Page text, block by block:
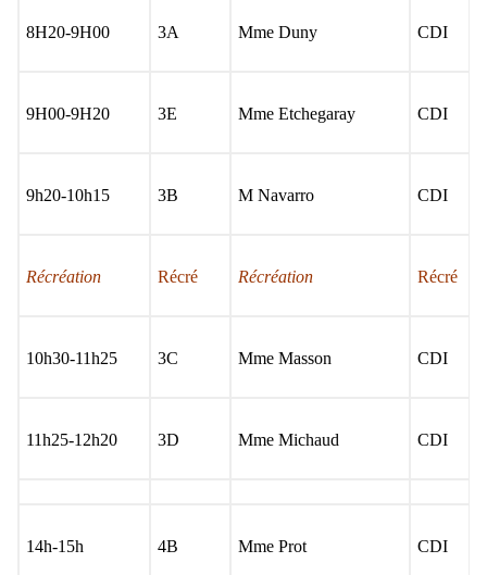
8H20-9H00 3A Mme Duny CDI
9H00-9H20 3E Mme Etchegaray CDI
9h20-10h15 3B M Navarro CDI
Récréation Récré Récréation Récré
10h30-11h25 3C Mme Masson CDI
11h25-12h20 3D Mme Michaud CDI
14h-15h 4B Mme Prot CDI